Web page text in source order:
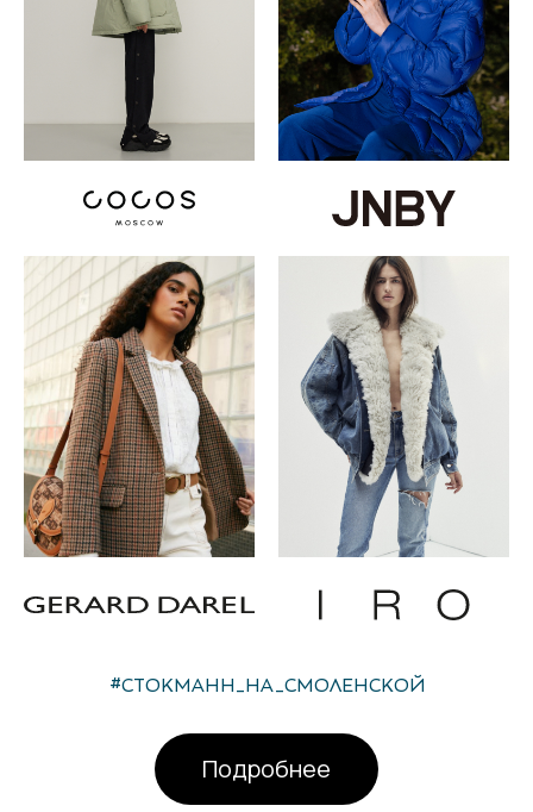
#СТОКМАНН_НА_СМОЛЕНСКОЙ
Подробнее